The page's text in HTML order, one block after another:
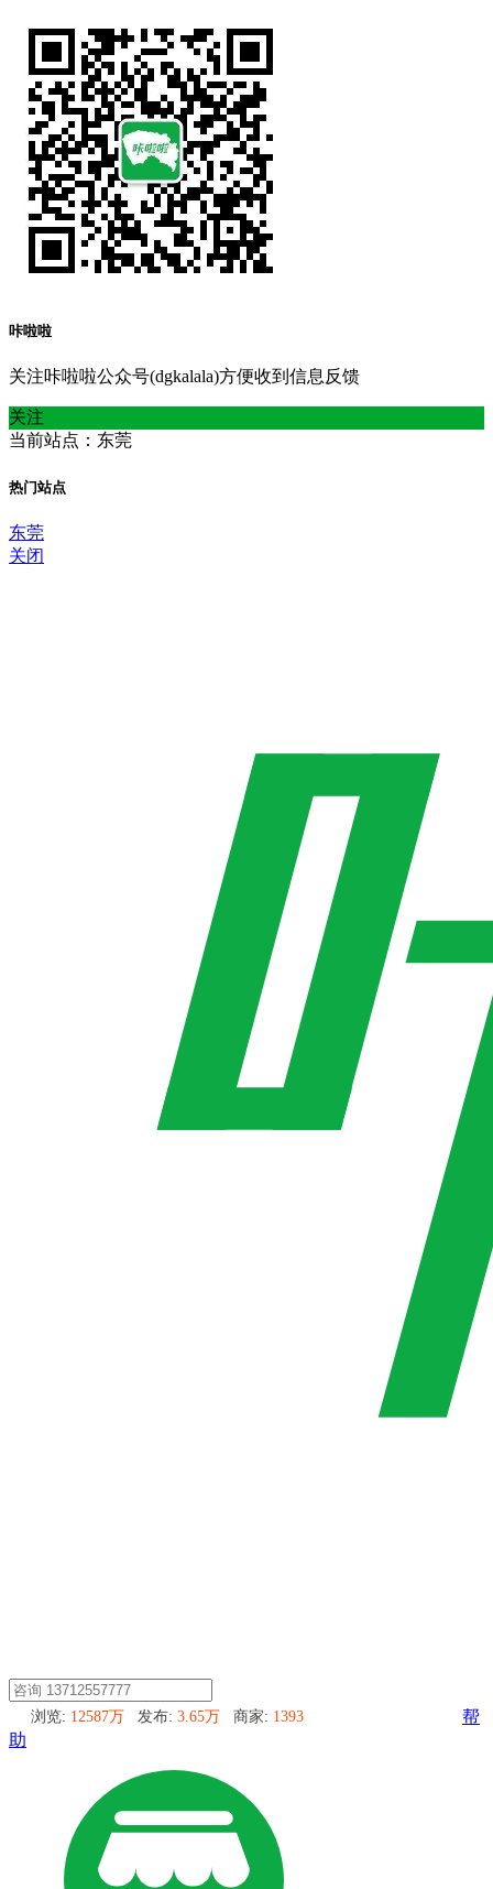
咔啦啦
关注咔啦啦公众号(dgkalala)方便收到信息反馈
关注
当前站点：东莞
热门站点
东莞
关闭
浏览: 12587万 发布: 3.65万 商家: 1393
帮
助